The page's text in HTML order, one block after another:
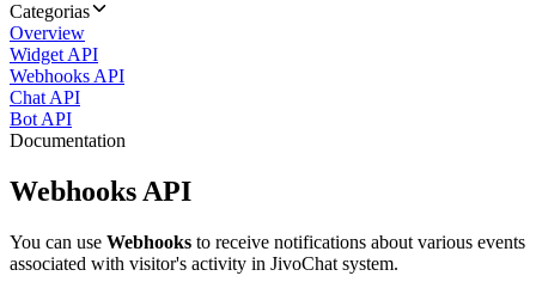
Categorias
Overview
Widget API
Webhooks API
Chat API
Bot API
Documentation
Webhooks API
You can use Webhooks to receive notifications about various events
associated with visitor's activity in JivoChat system.